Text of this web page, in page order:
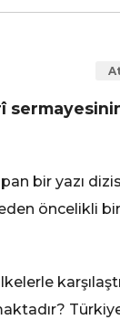
bir yazı
öncelikli bir